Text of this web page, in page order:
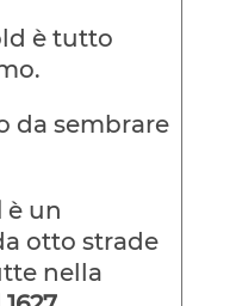
è tutto
da sembrare
è un
otto strade
nella